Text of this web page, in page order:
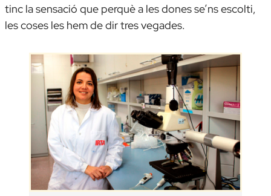
tinc la sensació que perquè a les dones se’ns escolti,
les coses les hem de dir tres vegades.